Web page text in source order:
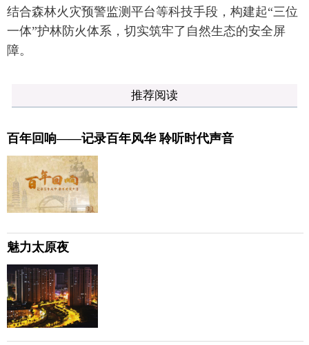
结合森林火灾预警监测平台等科技手段，构建起“三位
一体”护林防火体系，切实筑牢了自然生态的安全屏
障。
推荐阅读
百年回响——记录百年风华 聆听时代声音
魅力太原夜